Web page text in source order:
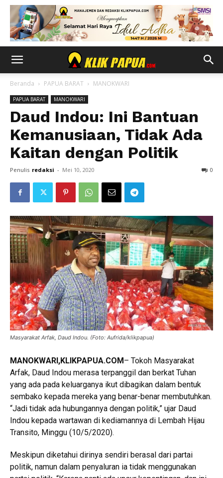
Beranda PAPUA BARAT MANOKWARI
PAPUA BARAT MANOKWARI
Daud Indou: Ini Bantuan
Kemanusiaan, Tidak Ada
Kaitan dengan Politik
Penulis redaksi - Mei 10, 2020 0
Masyarakat Arfak, Daud Indou. (Foto: Aufrida/klikpapua)
MANOKWARI,KLIKPAPUA.COM– Tokoh Masyarakat
Arfak, Daud Indou merasa terpanggil dan berkat Tuhan
yang ada pada keluarganya ikut dibagikan dalam bentuk
sembako kepada mereka yang benar-benar membutuhkan.
“Jadi tidak ada hubungannya dengan politik,” ujar Daud
Indou kepada wartawan di kediamannya di Lembah Hijau
Transito, Minggu (10/5/2020).
Meskipun diketahui dirinya sendiri berasal dari partai
politik, namun dalam penyaluran ia tidak menggunakan